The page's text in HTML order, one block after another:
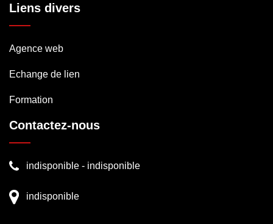
Liens divers
Agence web
Echange de lien
Formation
Contactez-nous
indisponible - indisponible
indisponible